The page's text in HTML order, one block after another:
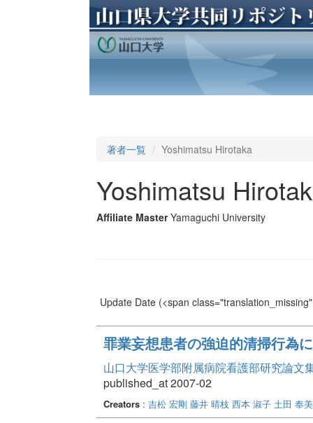
著者一覧 Yoshimatsu Hirotaka
Yoshimatsu
Affiliate Master Yamaguchi University
Update Date(<span
罪業妄想患者の強迫的清掃行為
山口大学医学部附属病院看護部研究論文
published_at 2007-02
Creators: 吉松 宏剛 藤井 晴枝 西本 淑子 土田 奉美